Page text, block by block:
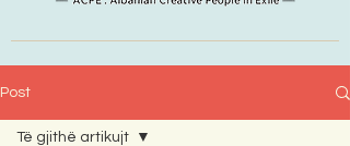
Post
Të gjithë artikujt